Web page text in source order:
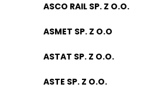
ASCO RAIL SP. Z O.O.
ASMET SP. Z O.O
ASTAT SP. Z O.O.
ASTE SP. Z O.O.